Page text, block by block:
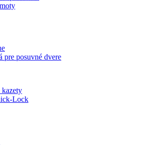
pre posuvné dvere
kazety
Lock